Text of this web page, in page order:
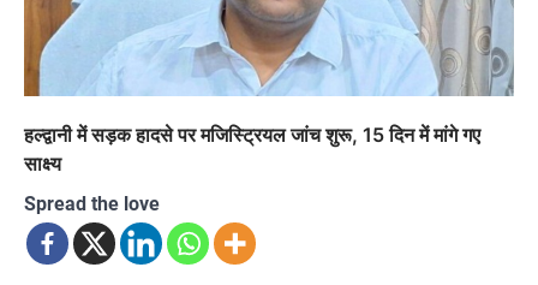
हल्द्वानी में सड़क हादसे पर मजिस्ट्रियल जांच शुरू, 15 दिन में मांगे गए
साक्ष्य
Spread the love